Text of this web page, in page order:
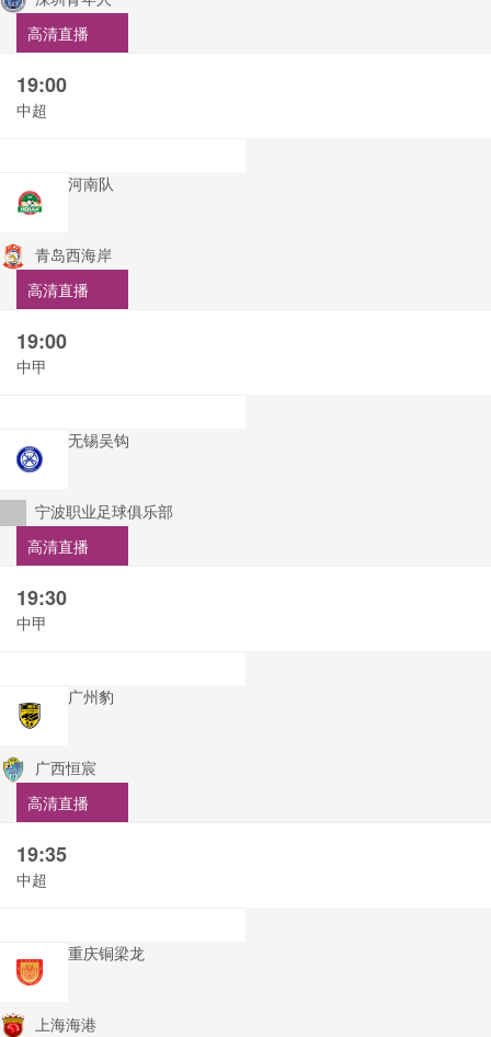
高清直播
19:00
中超
河南队
青岛西海岸
高清直播
19:00
中甲
无锡吴钩
宁波职业足球俱乐部
高清直播
19:30
中甲
广州豹
广西恒宸
高清直播
19:35
中超
重庆铜梁龙
上海海港